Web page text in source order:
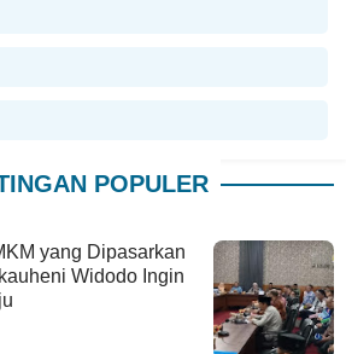
POPULER
yang Dipasarkan
Widodo Ingin